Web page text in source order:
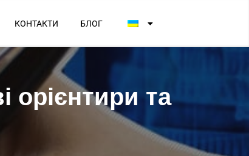
КОНТАКТИ БЛОГ
орієнтири та